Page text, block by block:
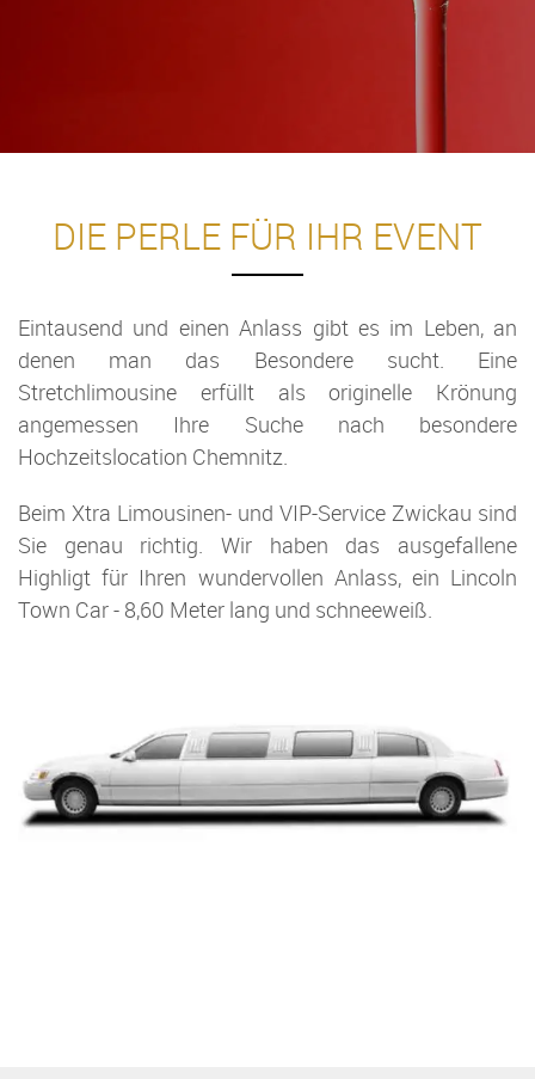
DIE PERLE FÜR IHR EVENT
Eintausend und einen Anlass gibt es im Leben, an
denen man das Besondere sucht. Eine
Stretchlimousine erfüllt als originelle Krönung
angemessen Ihre Suche nach besondere
Hochzeitslocation Chemnitz.
Beim Xtra Limousinen- und VIP-Service Zwickau sind
Sie genau richtig. Wir haben das ausgefallene
Highligt für Ihren wundervollen Anlass, ein Lincoln
Town Car - 8,60 Meter lang und schneeweiß.